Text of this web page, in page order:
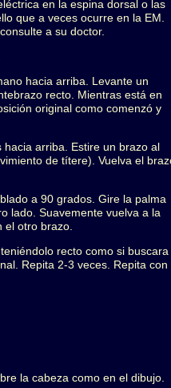
en la espina dorsal o las
que a veces ocurre en la EM.
a su doctor.
hacia arriba. Levante un
recto. Mientras está en
original como comenzó y
hacia arriba. Estire un brazo al
de títere). Vuelva el
a 90 grados. Gire la palma
lado. Suavemente vuelva a la
el otro brazo.
recto como si buscara
Repita 2-3 veces. Repita con
la cabeza como en el dibujo.